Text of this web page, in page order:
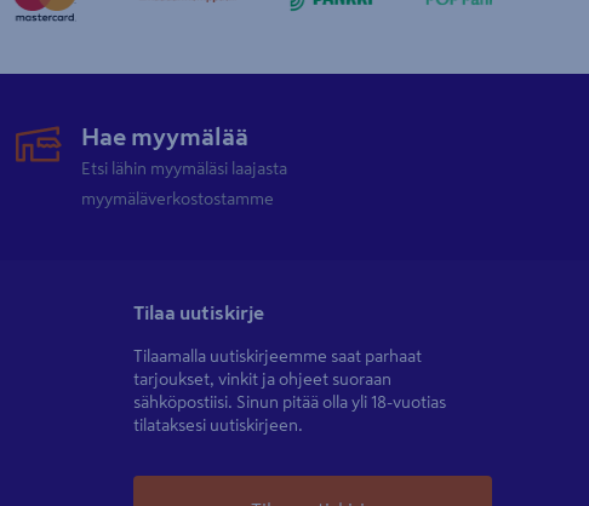
Hae myymälää
Etsi lähin myymäläsi laajasta
myymäläverkostostamme
Tilaa uutiskirje
Tilaamalla uutiskirjeemme saat parhaat
tarjoukset, vinkit ja ohjeet suoraan
sähköpostiisi. Sinun pitää olla yli 18-vuotias
tilataksesi uutiskirjeen.